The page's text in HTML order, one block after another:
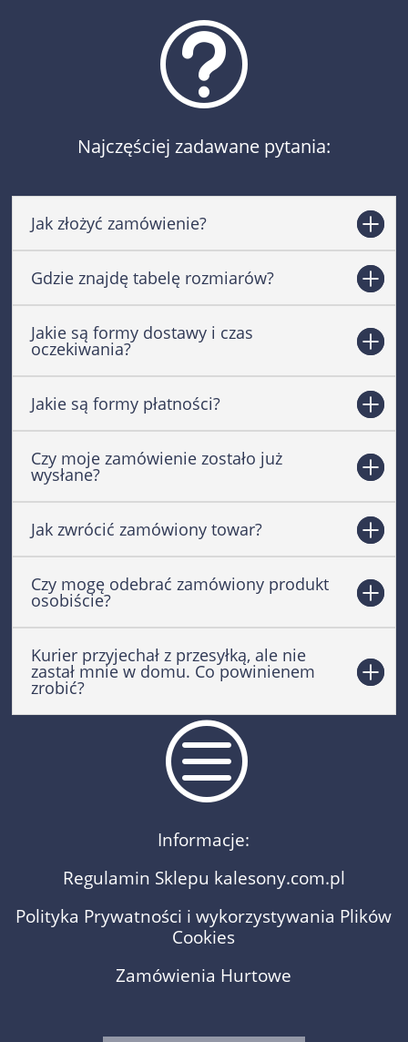
t
Najczęściej zadawane pytania:
Jak złożyć zamówienie?
Gdzie znajdę tabelę rozmiarów?
Jakie są formy dostawy i czas
oczekiwania?
Jakie są formy płatności?
Czy moje zamówienie zostało już
wysłane?
Jak zwrócić zamówiony towar?
Czy mogę odebrać zamówiony produkt
osobiście?
Kurier przyjechał z przesyłką, ale nie
zastał mnie w domu. Co powinienem
zrobić?
c
Informacje:
Regulamin Sklepu kalesony.com.pl
Polityka Prywatności i wykorzystywania Plików
Cookies
Zamówienia Hurtowe